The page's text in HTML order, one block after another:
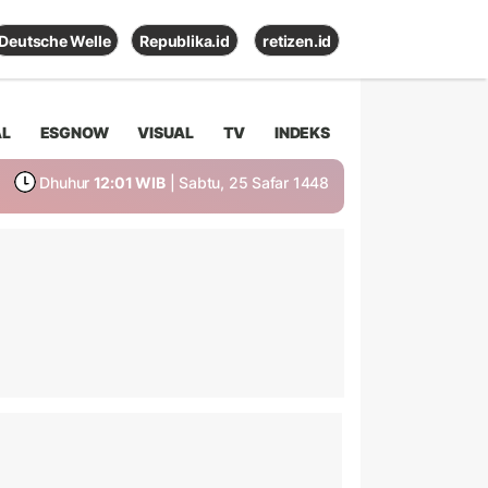
Deutsche Welle Republika.id retizen.id
ESGNOW VISUAL TV INDEKS
Dhuhur 12:01 WIB | Sabtu, 25 Safar 1448